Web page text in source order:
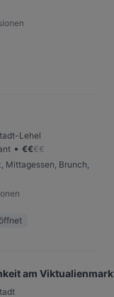
Lehel
• €€€€
Mittagessen, Brunch,
am